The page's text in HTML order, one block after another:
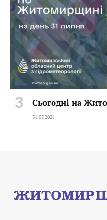
Сьогодні на
31.07.2026